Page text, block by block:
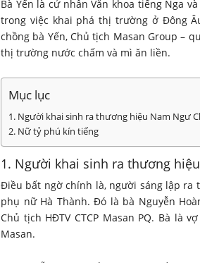
Bà Yến là cử nhân Văn khoa tiếng Nga
trong việc khai phá thị trường ở Đông
chồng bà Yến, Chủ tịch Masan Group –
thị trường nước chấm và mì ăn liền.
Mục lục
1. Người khai sinh ra thương hiệu Nam Ngư
2. Nữ tỷ phú kín tiếng
1. Người khai sinh ra thương
Điều bất ngờ chính là, người sáng lập ra
phụ nữ Hà Thành. Đó là bà Nguyễn
Chủ tịch HĐTV CTCP Masan PQ. Bà là
Masan.